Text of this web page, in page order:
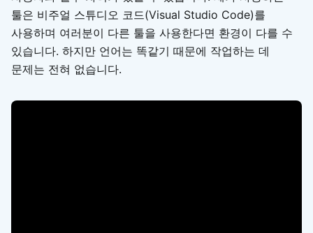
툴은 비주얼 스튜디오 코드(Visual Studio Code)를
사용하며 여러분이 다른 툴을 사용한다면 환경이 다를 수
있습니다. 하지만 언어는 똑같기 때문에 작업하는 데
문제는 전혀 없습니다.